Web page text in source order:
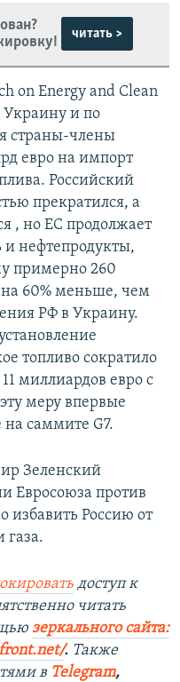
читать >
on Energy and Clean
Украину и по
страны-члены
евро на импорт
Российский
прекратился, а
, но ЕС продолжает
нефтепродукты,
примерно 260
на 60% меньше, чем
РФ в Украину.
топливо сократило
миллиардов евро с
меру впервые
саммите G7.
Зеленский
Евросоюза против
избавить Россию от
газа.
доступ к
читать
зеркального сайта:
. ​ Также
в Telegram,